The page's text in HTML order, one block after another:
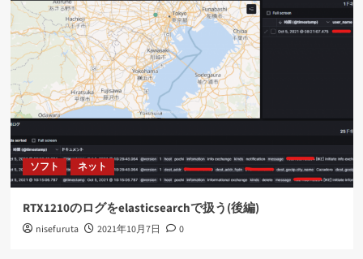
ソフト ネット
RTX1210のログをelasticsearchで扱う(後編)
nisefuruta 2021年10月7日 0